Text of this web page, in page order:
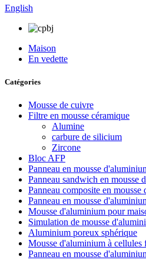
English
Maison
En vedette
Catégories
Mousse de cuivre
Filtre en mousse céramique
Alumine
carbure de silicium
Zircone
Bloc AFP
Panneau en mousse
Panneau sandwich en mousse
Panneau composite en
Panneau en mousse
Mousse d'aluminium pour
Simulation de mousse
Aluminium poreux sphérique
Mousse d'aluminium à cellules
Panneau en mousse